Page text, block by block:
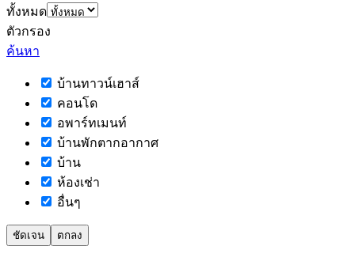
ทั้งหมด
ตัวกรอง
ค้นหา
บ้านทาวน์เฮาส์
คอนโด
อพาร์ทเมนท์
บ้านพักตากอากาศ
บ้าน
ห้องเช่า
อื่นๆ
ชัดเจน ตกลง